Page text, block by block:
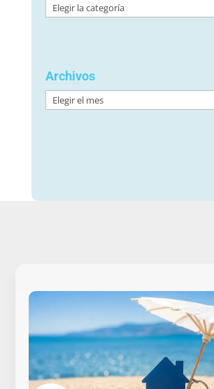
Categorías
Archivos
Archivos